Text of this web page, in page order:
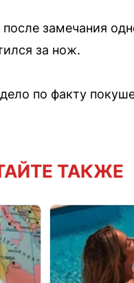
замечания
за нож.
по факту
ТАКЖЕ